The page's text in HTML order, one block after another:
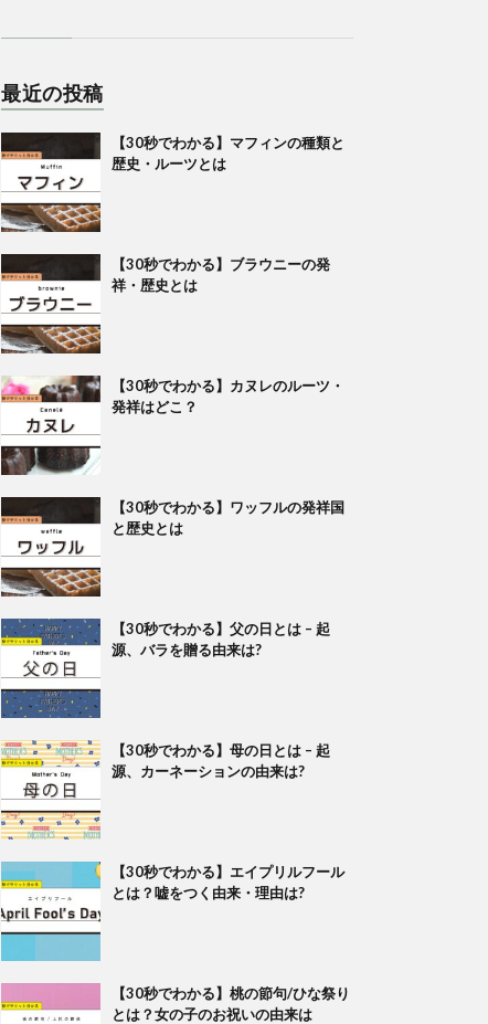
最近の投稿
【30秒でわかる】マフィンの種類と
歴史・ルーツとは
【30秒でわかる】ブラウニーの発
祥・歴史とは
【30秒でわかる】カヌレのルーツ・
発祥はどこ？
【30秒でわかる】ワッフルの発祥国
と歴史とは
【30秒でわかる】父の日とは – 起
源、バラを贈る由来は?
【30秒でわかる】母の日とは – 起
源、カーネーションの由来は?
【30秒でわかる】エイプリルフール
とは？嘘をつく由来・理由は?
【30秒でわかる】桃の節句/ひな祭り
とは？女の子のお祝いの由来は